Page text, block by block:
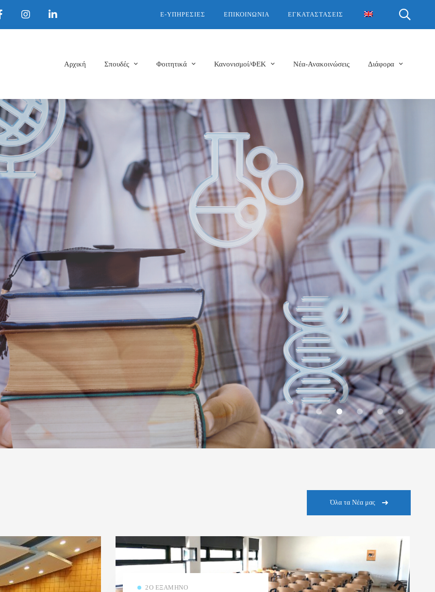
E-ΥΠΗΡΕΣΊΕΣ ΕΠΙΚΟΙΝΩΝΊΑ ΕΓΚΑΤΑΣΤΆΣΕΙΣ
Αρχική Σπουδές Φοιτητικά Κανονισμοί/ΦΕΚ Νέα-Ανακοινώσεις Διάφορα
Όλα τα Νέα μας
2Ο ΕΞΆΜΗΝΟ